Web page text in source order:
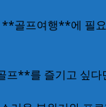
골프여행**에 필
**를 즐기고 싶